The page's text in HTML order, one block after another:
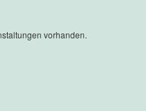
vorhanden.